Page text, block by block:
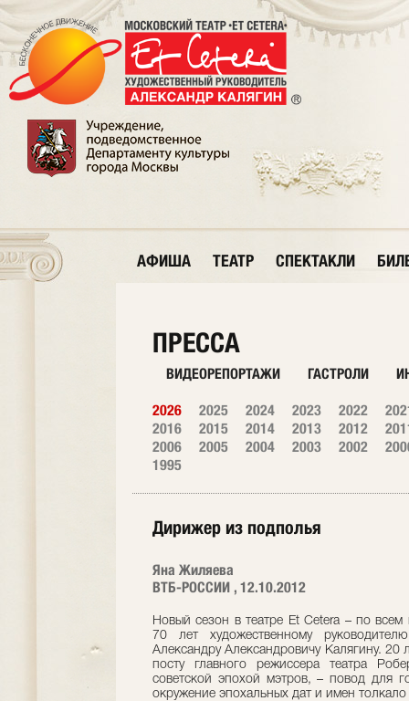
АФИША ТЕАТР СПЕКТАКЛИ
ПРЕССА
ВИДЕОРЕПОРТАЖИ ГАСТРОЛИ
2026 2025 2024 2023 2022
2016
2015 2014 2013 2012
2006
2005 2004 2003 2002
1995
Дирижер из подполья
Яна Жиляева
ВТБ-РОССИИ , 12.10.2012
Новый сезон в театре Et Cetera – по
70 лет художественному
Александру Александровичу Калягину. 20
посту главного режиссера театра
советской эпохой мэтров, – повод для
окружение эпохальных дат и имен